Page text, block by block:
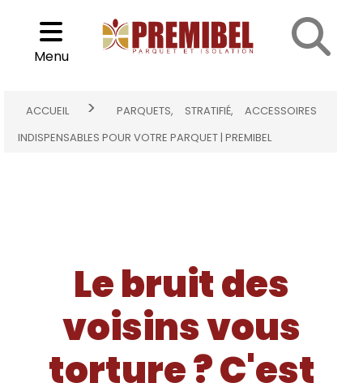
Choisir son parquet
Menu
ACCUEIL >
PARQUETS, STRATIFIÉ, ACCESSOIRES
INDISPENSABLES POUR VOTRE PARQUET | PREMIBEL
Le bruit des
voisins vous
torture ? C'est